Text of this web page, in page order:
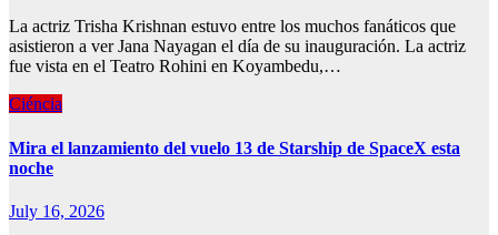
La actriz Trisha Krishnan estuvo entre los muchos fanáticos que
asistieron a ver Jana Nayagan el día de su inauguración. La actriz
fue vista en el Teatro Rohini en Koyambedu,…
Ciéncia
Mira el lanzamiento del vuelo 13 de Starship de SpaceX esta
noche
July 16, 2026